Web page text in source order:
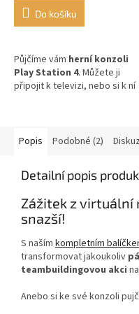
Do košíku
Půjčíme vám herní konzoli
Play Station 4. Můžete ji
připojit k televizi, nebo si k ní
Popis Podobné (2)
Detailní popis
Zážitek z virtuální
snazší!
S naším kompletním
transformovat jakoukoliv
teambuildingovou akci
Anebo si ke své konzoli